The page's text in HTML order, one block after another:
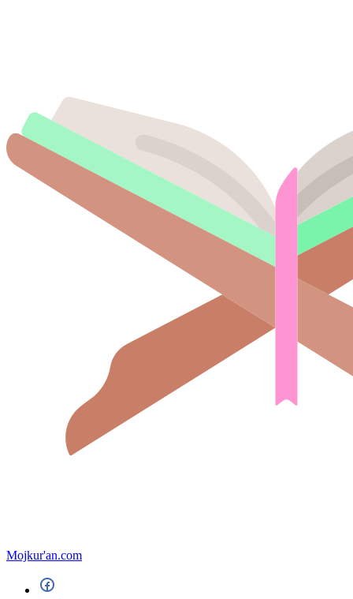
Mojkur'an.com